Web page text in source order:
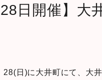
28日開催】
日)に大井町にて、大